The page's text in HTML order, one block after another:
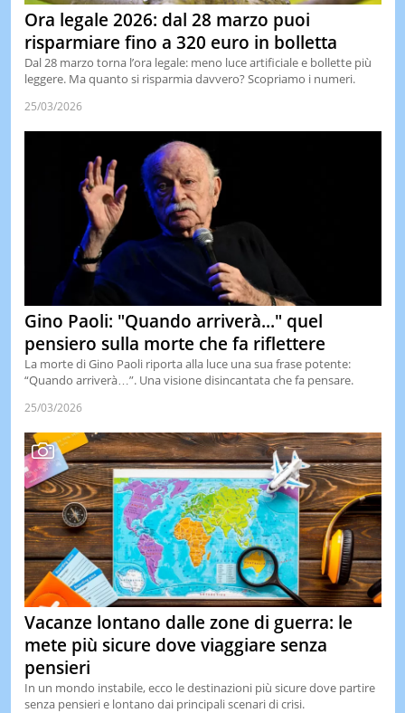
Ora legale 2026: dal 28 marzo puoi
risparmiare fino a 320 euro in bolletta
Dal 28 marzo torna l’ora legale: meno luce artificiale e bollette più
leggere. Ma quanto si risparmia davvero? Scopriamo i numeri.
25/03/2026
Gino Paoli: "Quando arriverà..." quel
pensiero sulla morte che fa riflettere
La morte di Gino Paoli riporta alla luce una sua frase potente:
“Quando arriverà…”. Una visione disincantata che fa pensare.
25/03/2026
Vacanze lontano dalle zone di guerra: le
mete più sicure dove viaggiare senza
pensieri
In un mondo instabile, ecco le destinazioni più sicure dove partire
senza pensieri e lontano dai principali scenari di crisi.